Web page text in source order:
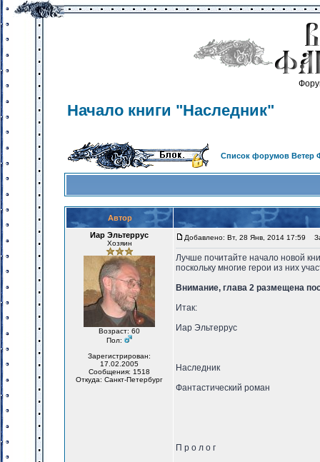
Начало книги "Наследник"
Список форумов Ветер
Автор
Иар Эльтеррус
Хозяин
Возраст: 60
Пол:
Зарегистрирован:
17.02.2005
Сообщения: 1518
Откуда: Санкт-Петербург
Добавлено: Вт, 28 Янв, 2014 17:59
Лучше почитайте начало новой
поскольку многие герои из них
Внимание, глава 2 размещена
Итак:
Иар Эльтеррус
Наследник
Фантастический роман
П р о л о г